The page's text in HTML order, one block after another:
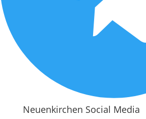
Neuenkirchen Social Media